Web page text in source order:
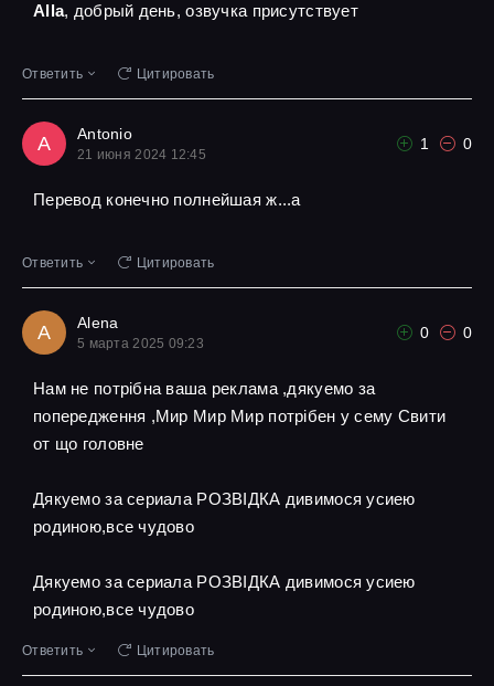
Alla, добрый день, озвучка присутствует
Ответить Цитировать
A Antonio
21 июня 2024 12:45
1 0
Перевод конечно полнейшая ж...а
Ответить Цитировать
A Alena
5 марта 2025 09:23
0 0
Нам не потрібна ваша реклама ,дякуемо за
попередження ,Мир Мир Мир потрібен у сему Свити
от що головне
Дякуемо за сериала РОЗВІДКА дивимося усиею
родиною,все чудово
Дякуемо за сериала РОЗВІДКА дивимося усиею
родиною,все чудово
Ответить Цитировать